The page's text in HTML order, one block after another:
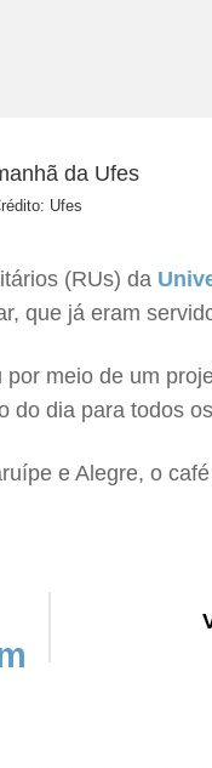
Ufes
(RUs) da
que já eram
meio de um
do dia para todos
e Alegre, o